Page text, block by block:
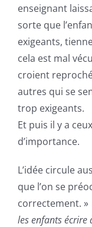
enseignant
sorte que
exigeants,
cela est mal
croient
autres qui se
trop exigeants.
Et puis il y a
d’importance.
L’idée circule
que l’on se
correctement. »
les enfants écrire